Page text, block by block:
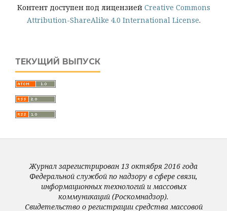
Контент доступен под лицензией Creative Commons
Attribution-ShareAlike 4.0 International License.
ТЕКУЩИЙ ВЫПУСК
Журнал зарегистрирован 13 октября 2016 года
Федеральной службой по надзору в сфере связи,
информационных технологий и массовых
коммуникаций (Роскомнадзор).
Свидетельство о регистрации средства массовой